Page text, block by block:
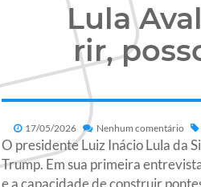
Lula
rir,
17/05/2026 Nenhum comentário
O presidente Luiz Inácio Lula da
Trump. Em sua primeira
e a capacidade de construir